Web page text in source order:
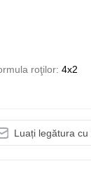
roţilor 4x2
Luați legătura